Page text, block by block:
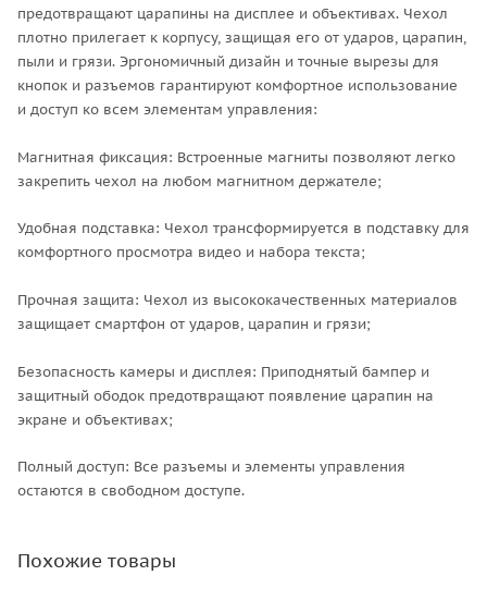
предотвращают царапины на дисплее и объективах. Чехол
плотно прилегает к корпусу, защищая его от ударов, царапин,
пыли и грязи. Эргономичный дизайн и точные вырезы для
кнопок и разъемов гарантируют комфортное использование
и доступ ко всем элементам управления:
Магнитная фиксация: Встроенные магниты позволяют легко
закрепить чехол на любом магнитном держателе;
Удобная подставка: Чехол трансформируется в подставку для
комфортного просмотра видео и набора текста;
Прочная защита: Чехол из высококачественных материалов
защищает смартфон от ударов, царапин и грязи;
Безопасность камеры и дисплея: Приподнятый бампер и
защитный ободок предотвращают появление царапин на
экране и объективах;
Полный доступ: Все разъемы и элементы управления
остаются в свободном доступе.
Похожие товары